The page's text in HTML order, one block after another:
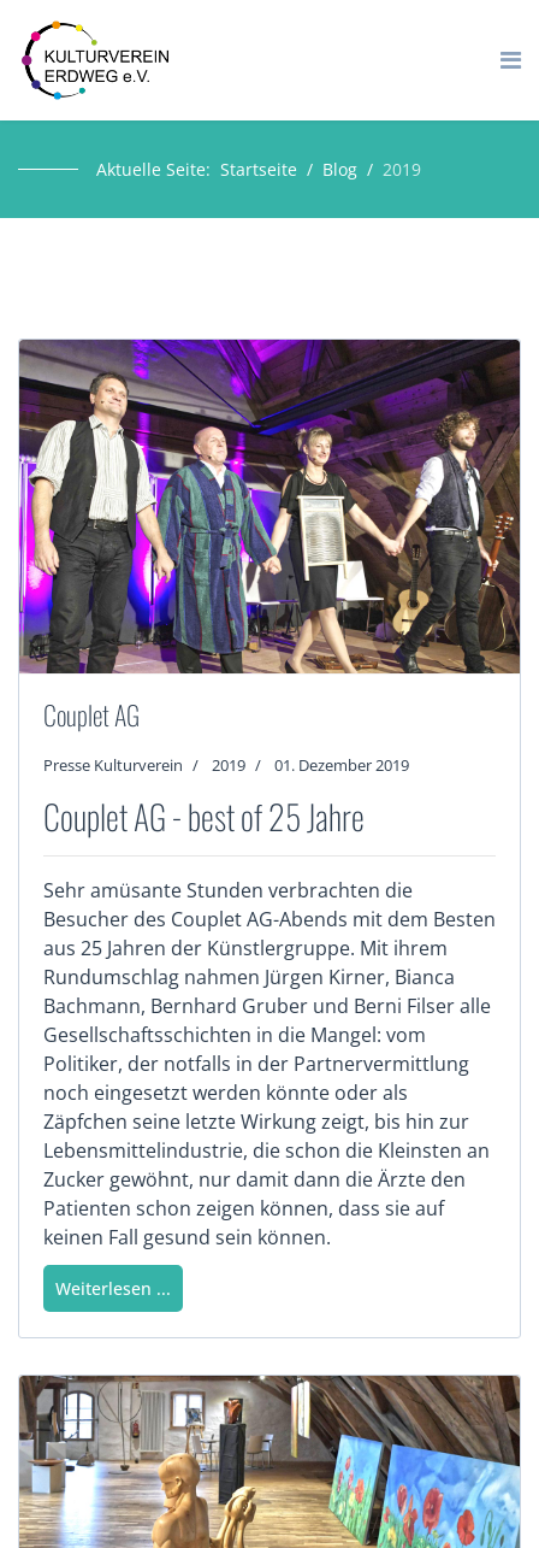
Aktuelle Seite: Startseite Blog 2019
Couplet AG
Presse Kulturverein 2019 01. Dezember 2019
Couplet AG - best of 25 Jahre
Sehr amüsante Stunden verbrachten die
Besucher des Couplet AG-Abends mit dem Besten
aus 25 Jahren der Künstlergruppe. Mit ihrem
Rundumschlag nahmen Jürgen Kirner, Bianca
Bachmann, Bernhard Gruber und Berni Filser alle
Gesellschaftsschichten in die Mangel: vom
Politiker, der notfalls in der Partnervermittlung
noch eingesetzt werden könnte oder als
Zäpfchen seine letzte Wirkung zeigt, bis hin zur
Lebensmittelindustrie, die schon die Kleinsten an
Zucker gewöhnt, nur damit dann die Ärzte den
Patienten schon zeigen können, dass sie auf
keinen Fall gesund sein können.
Weiterlesen ...